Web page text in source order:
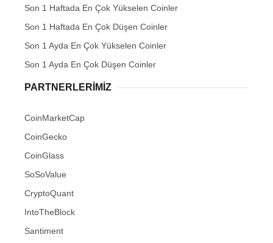
Son 1 Haftada En Çok Yükselen Coinler
Son 1 Haftada En Çok Düşen Coinler
Son 1 Ayda En Çok Yükselen Coinler
Son 1 Ayda En Çok Düşen Coinler
PARTNERLERIMIZ
CoinMarketCap
CoinGecko
CoinGlass
SoSoValue
CryptoQuant
IntoTheBlock
Santiment